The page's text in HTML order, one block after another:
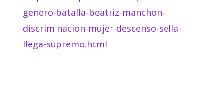
genero-batalla-beatriz-manchon-
discriminacion-mujer-descenso-sella-
llega-supremo.html